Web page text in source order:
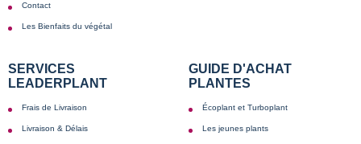
Contact
Les Bienfaits du végétal
SERVICES
LEADERPLANT
Frais de Livraison
Livraison & Délais
GUIDE D'ACHAT
PLANTES
Écoplant et Turboplant
Les jeunes plants